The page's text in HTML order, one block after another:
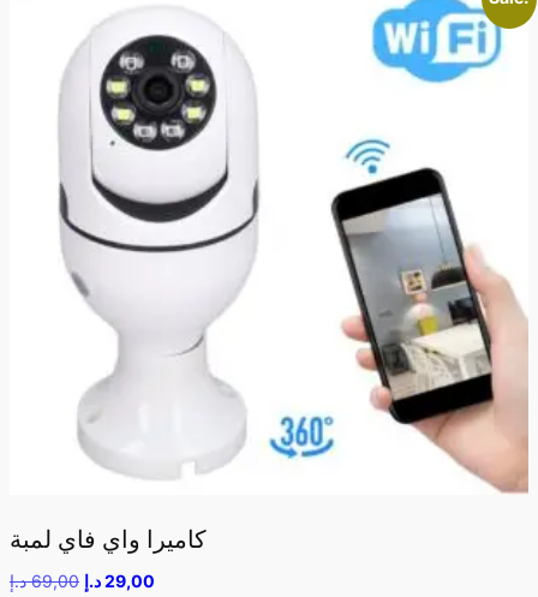
كاميرا واي فاي لمبة
69,00 د.إ 29,00د.إ